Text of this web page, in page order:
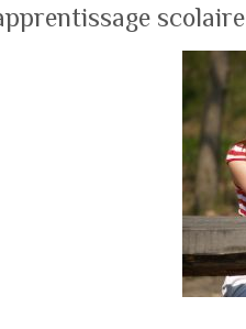
scolaire